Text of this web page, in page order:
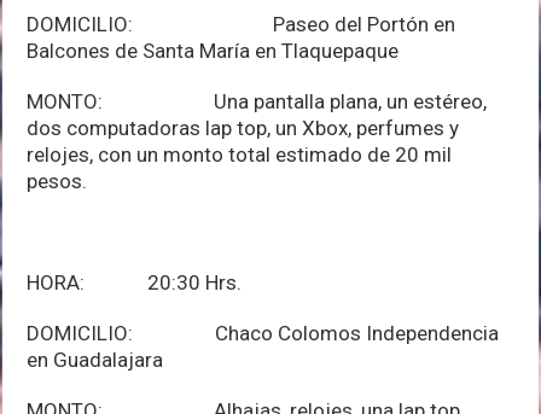
DOMICILIO: Paseo del Portón en
Balcones de Santa María en Tlaquepaque
MONTO: Una pantalla plana, un estéreo,
dos computadoras lap top, un Xbox, perfumes y
relojes, con un monto total estimado de 20 mil
pesos.
HORA: 20:30 Hrs.
DOMICILIO: Chaco Colomos Independencia
en Guadalajara